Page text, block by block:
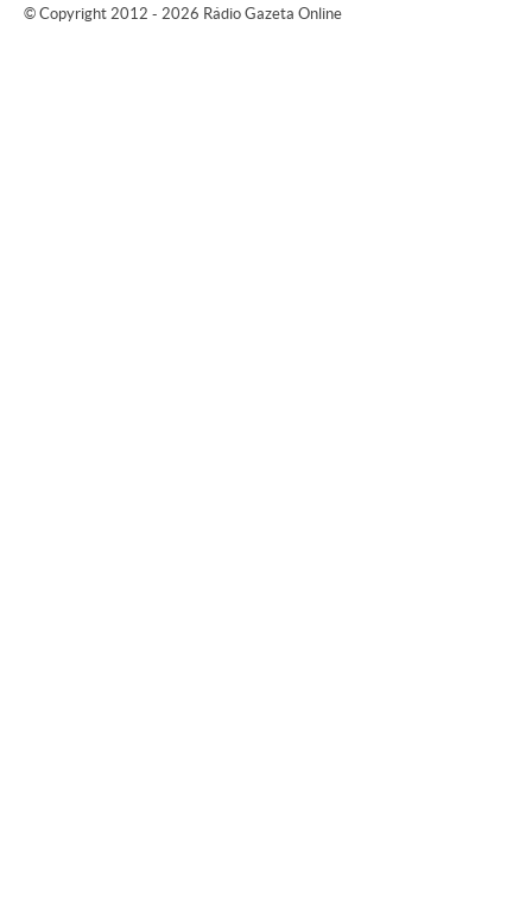
© Copyright 2012 - 2026 Rádio Gazeta Online